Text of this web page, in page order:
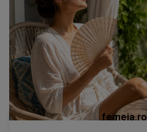
femeia.ro